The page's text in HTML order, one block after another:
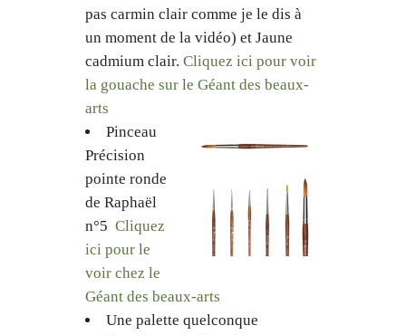
pas carmin clair comme je le dis à
un moment de la vidéo) et Jaune
cadmium clair. Cliquez ici pour voir
la gouache sur le Géant des beaux-
arts
Pinceau
Précision
pointe ronde
de Raphaël
n°5 Cliquez
ici pour le
voir chez le
Géant des beaux-arts
Une palette quelconque